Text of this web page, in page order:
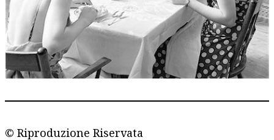
© Riproduzione Riservata